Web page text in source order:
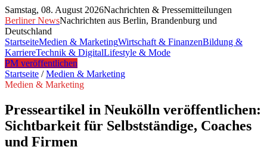
Samstag, 08. August 2026Nachrichten & Pressemitteilungen
Berliner NewsNachrichten aus Berlin, Brandenburg und
Deutschland
StartseiteMedien & MarketingWirtschaft & FinanzenBildung &
KarriereTechnik & DigitalLifestyle & Mode
PM veröffentlichen
Startseite /Medien & Marketing
Medien & Marketing
Presseartikel in Neukölln veröffentlichen:
Sichtbarkeit für Selbstständige, Coaches
und Firmen